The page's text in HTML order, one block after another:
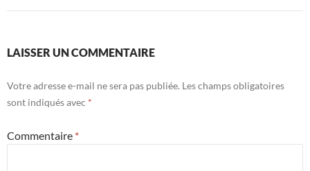
LAISSER UN COMMENTAIRE
Votre adresse e-mail ne sera pas publiée. Les champs obligatoires
sont indiqués avec *
Commentaire *